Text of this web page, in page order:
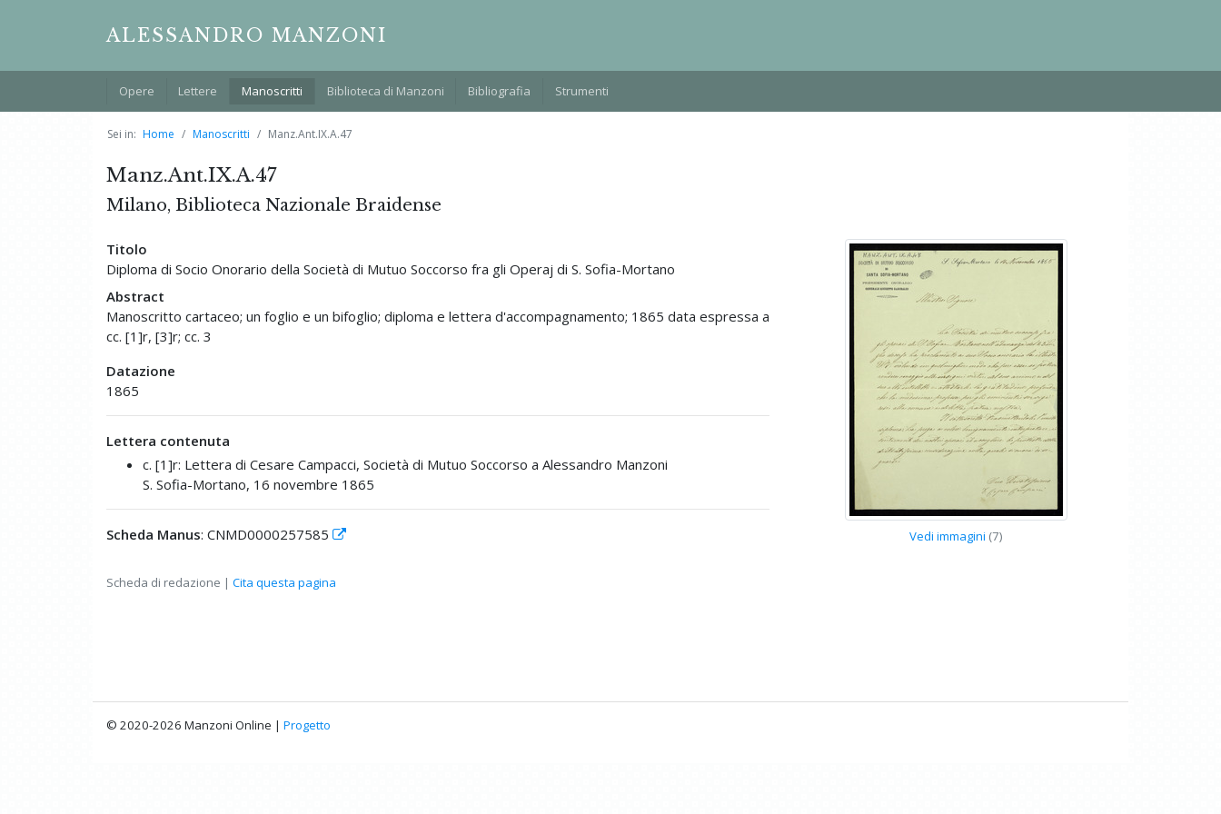
ALESSANDRO MANZONI
Opere Lettere Manoscritti Biblioteca di Manzoni Bibliografia Strumenti
Sei in: Home Manoscritti Manz.Ant.IX.A.47
Manz.Ant.IX.A.47
Milano, Biblioteca Nazionale Braidense
Titolo
Diploma di Socio Onorario della Società di Mutuo Soccorso fra gli Operaj di S. Sofia-Mortano
Abstract
Manoscritto cartaceo; un foglio e un bifoglio; diploma e lettera d'accompagnamento; 1865 data espressa a
cc. [1]r, [3]r; cc. 3
Datazione
1865
Lettera contenuta
c. [1]r: Lettera di Cesare Campacci, Società di Mutuo Soccorso a Alessandro Manzoni
S. Sofia-Mortano, 16 novembre 1865
Scheda Manus: CNMD0000257585 Vedi immagini (7)
Scheda di redazione | Cita questa pagina
© 2020-2026 Manzoni Online | Progetto